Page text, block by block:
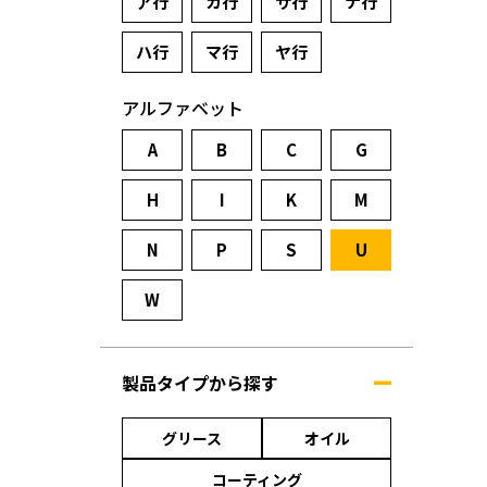
ハ行 マ行 ヤ行
アルファベット
A B C G
H I K M
N P S U
W
製品タイプから探す
グリース
オイル
コーティング